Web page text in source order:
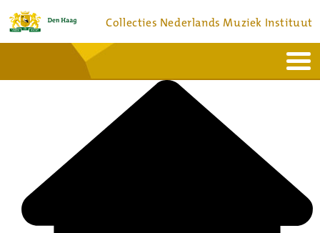
Collecties Nederlands Muziek Instituut
Bronnen en collecties